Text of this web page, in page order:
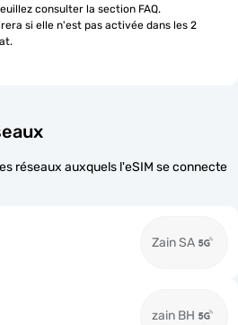
consulter la section FAQ.
si elle n'est pas activée dans les 2
réseaux auxquels l'eSIM se connecte
Zain SA
zain BH